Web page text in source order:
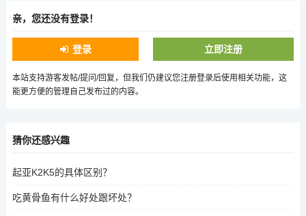
亲，您还没有登录！
登录 立即注册
本站支持游客发帖/提问/回复，但我们仍建议您注册登录后使用相关功能，这
能更方便的管理自己发布过的内容。
猜你还感兴趣
起亚K2K5的具体区别？
吃黄骨鱼有什么好处跟坏处？